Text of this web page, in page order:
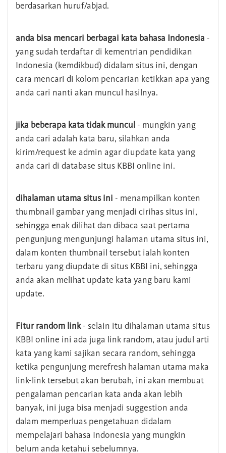
berdasarkan huruf/abjad.
anda bisa mencari berbagai kata bahasa Indonesia -
yang sudah terdaftar di kementrian pendidikan
Indonesia (kemdikbud) didalam situs ini, dengan
cara mencari di kolom pencarian ketikkan apa yang
anda cari nanti akan muncul hasilnya.
jika beberapa kata tidak muncul - mungkin yang
anda cari adalah kata baru, silahkan anda
kirim/request ke admin agar diupdate kata yang
anda cari di database situs KBBI online ini.
dihalaman utama situs ini - menampilkan konten
thumbnail gambar yang menjadi cirihas situs ini,
sehingga enak dilihat dan dibaca saat pertama
pengunjung mengunjungi halaman utama situs ini,
dalam konten thumbnail tersebut ialah konten
terbaru yang diupdate di situs KBBI ini, sehingga
anda akan melihat update kata yang baru kami
update.
Fitur random link- selain itu dihalaman utama situs
KBBI online ini ada juga link random, atau judul arti
kata yang kami sajikan secara random, sehingga
ketika pengunjung merefresh halaman utama maka
link-link tersebut akan berubah, ini akan membuat
pengalaman pencarian kata anda akan lebih
banyak, ini juga bisa menjadi suggestion anda
dalam memperluas pengetahuan didalam
mempelajari bahasa Indonesia yang mungkin
belum anda ketahui sebelumnya.